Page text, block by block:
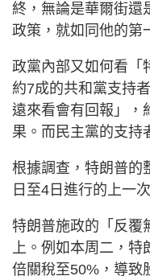
終，無論是華爾街還
政策，就如同他的第
政黨內部又如何看「
約7成的共和黨支持
遠來看會有回報」，
果。而民主黨的支持
根據調查，特朗普的
日至4日進行的上一
特朗普施政的「反覆
上。例如本周二，特
倍關稅至50%，導致